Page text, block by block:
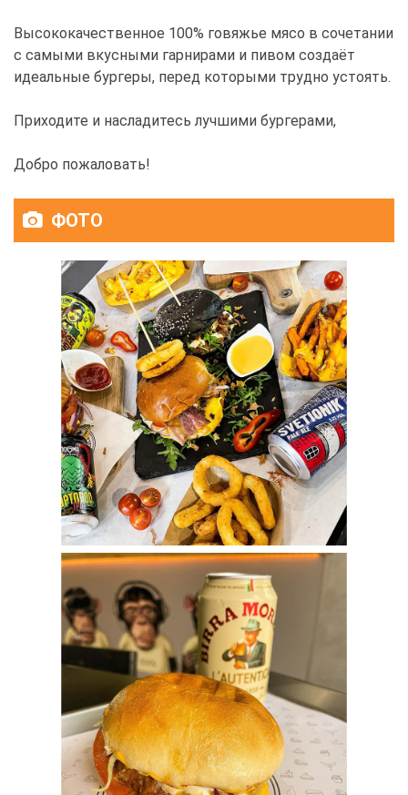
Высококачественное 100% говяжье мясо в сочетании
с самыми вкусными гарнирами и пивом создаёт
идеальные бургеры, перед которыми трудно устоять.
Приходите и насладитесь лучшими бургерами,
Добро пожаловать!
ФОТО